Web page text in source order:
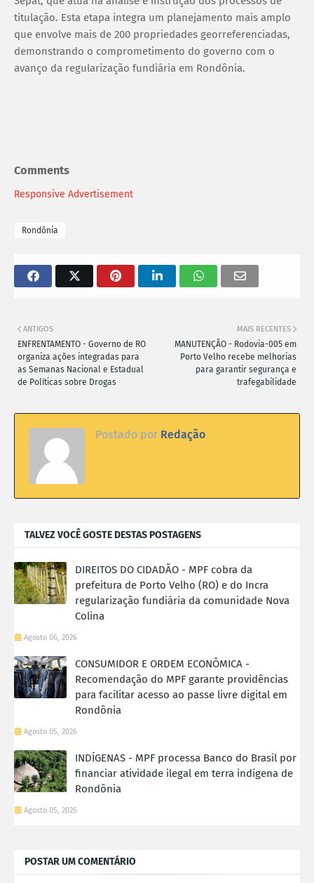
titulação. Esta etapa integra um planejamento mais amplo
que envolve mais de 200 propriedades georreferenciadas,
demonstrando o comprometimento do governo com o
avanço da regularização fundiária em Rondônia.
Comments
Responsive Advertisement
Rondônia
MAIS RECENTES
MANUTENÇÃO - Rodovia-005 em
Porto Velho recebe melhorias
para garantir segurança e
trafegabilidade
ANTIGOS
ENFRENTAMENTO - Governo de RO
organiza ações integradas para
as Semanas Nacional e Estadual
de Políticas sobre Drogas
Postado por Redação
TALVEZ VOCÊ GOSTE DESTAS POSTAGENS
DIREITOS DO CIDADÃO - MPF cobra da
prefeitura de Porto Velho (RO) e do Incra
regularização fundiária da comunidade Nova
Colina
Agosto 06, 2026
CONSUMIDOR E ORDEM ECONÔMICA -
Recomendação do MPF garante providências
para facilitar acesso ao passe livre digital em
Rondônia
Agosto 05, 2026
INDÍGENAS - MPF processa Banco do Brasil por
financiar atividade ilegal em terra indígena de
Rondônia
Agosto 05, 2026
POSTAR UM COMENTÁRIO